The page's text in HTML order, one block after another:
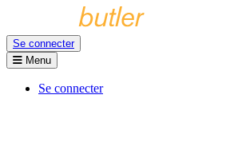
Se connecter
Menu
Se connecter